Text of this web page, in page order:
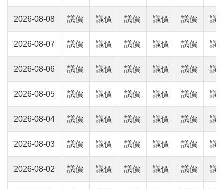
2026-08-08 議價 議價 議價 議價 議價 議
2026-08-07 議價 議價 議價 議價 議價 議
2026-08-06 議價 議價 議價 議價 議價 議
2026-08-05 議價 議價 議價 議價 議價 議
2026-08-04 議價 議價 議價 議價 議價 議
2026-08-03 議價 議價 議價 議價 議價 議
2026-08-02 議價 議價 議價 議價 議價 議